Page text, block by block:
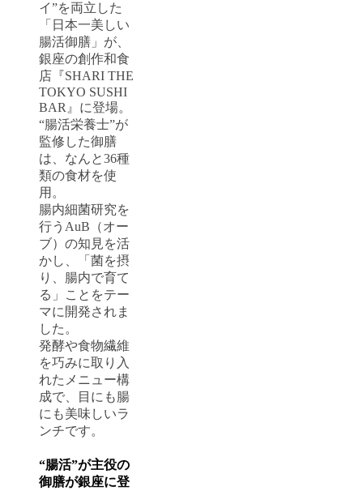
イ”を両立した
「日本一美しい
腸活御膳」が、
銀座の創作和食
店『SHARI THE
TOKYO SUSHI
BAR』に登場。
“腸活栄養士”が
監修した御膳
は、なんと36種
類の食材を使
用。
腸内細菌研究を
行うAuB（オー
ブ）の知見を活
かし、「菌を摂
り、腸内で育て
る」ことをテー
マに開発されま
した。
発酵や食物繊維
を巧みに取り入
れたメニュー構
成で、目にも腸
にも美味しいラ
ンチです。
“腸活”が主役の
御膳が銀座に登